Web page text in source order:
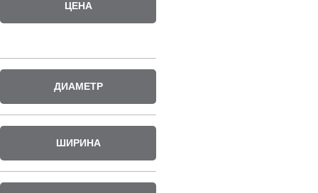
ЦЕНА
ДИАМЕТР
ШИРИНА